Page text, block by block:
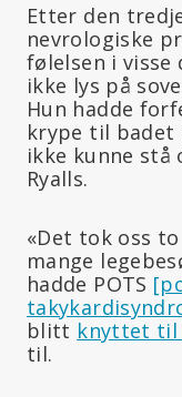
Etter den
nevrologiske
følelsen i visse
ikke lys på
Hun hadde
krype til badet
ikke kunne stå
Ryalls.
«Det tok oss
mange
hadde POTS
blitt knyttet til
til.